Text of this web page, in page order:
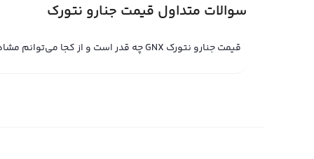
افزایش یابد.
سوالات متداول قیمت جنارو نتورک
قیمت جنارو نتورک GNX چه قدر است و از کجا می‌توانم مشاهده کنم؟